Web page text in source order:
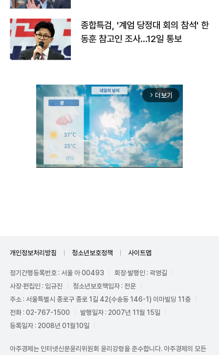
종합특검, '계엄 당정대 회의 참석' 한
동훈 참고인 조사...12일 통보
arrow_forward_ios 더보기
개인정보처리방침 청소년보호정책 사이트맵
정기간행등록번호 : 서울 아 00493
회장·발행인 : 곽영길
사장·편집인 : 임규진
청소년보호책임자 : 전운
주소 : 서울특별시 종로구 종로 1길 42(수송동 146-1) 이마빌딩 11층
전화 : 02-767-1500
발행일자 : 2007년 11월 15일
등록일자 : 2008년 01월10일
아주경제는 인터넷신문윤리위원회 윤리강령을 준수합니다. 아주경제의 모든